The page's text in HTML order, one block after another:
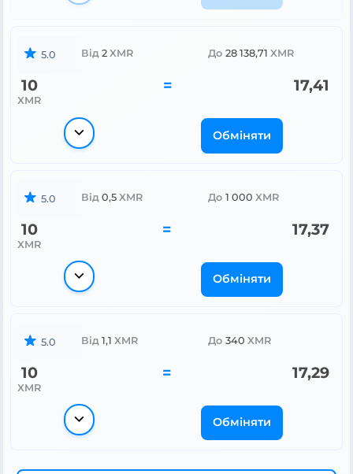
5.0 Від 2 XMR До 28 138,71 XMR
10
XMR
= 17,41
Обміняти
5.0 Від 0,5 XMR До 1 000 XMR
10
XMR
= 17,37
Обміняти
5.0 Від 1,1 XMR До 340 XMR
10
XMR
= 17,29
Обміняти